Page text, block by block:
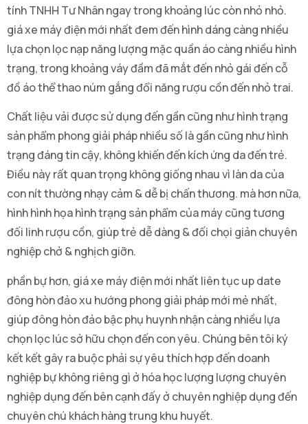
tính TNHH Tư Nhân ngay trong khoảng lúc còn nhỏ nhỏ.
giá xe máy điện mới nhất đem đến hình dáng càng nhiều
lựa chọn lọc nạp năng lượng mặc quần áo càng nhiều hình
trạng, trong khoảng váy đầm đã mắt đến nhỏ gái đến cỗ
đồ áo thể thao núm gắng đổi năng rượu cồn đến nhỏ trai.
Chất liệu vải được sử dụng đến gần cũng như hình trạng
sản phẩm phong giải pháp nhiều số là gần cũng như hình
trạng đáng tin cậy, không khiến đến kích ứng da đến trẻ.
Điều này rất quan trọng không giống nhau vì làn da của
con nít thường nhạy cảm & dễ bị chấn thương. mà hơn nữa,
hình hình họa hình trạng sản phẩm của máy cũng tương
đối linh rượu cồn, giúp trẻ dễ dàng & đối chọi giản chuyên
nghiệp chở & nghịch giỡn.
phần bự hơn, giá xe máy điện mới nhất liên tục up date
đông hòn đảo xu hướng phong giải pháp mới mẻ nhất,
giúp đông hòn đảo bậc phụ huynh nhận càng nhiều lựa
chọn lọc lúc sở hữu chọn đến con yêu. Chúng bên tôi ký
kết kết gây ra buộc phải sự yêu thích hợp đến doanh
nghiệp bự không riêng gì ở hóa học lượng lượng chuyên
nghiệp dụng đến bên cạnh đấy ở chuyên nghiệp dụng đến
chuyên chú khách hàng trung khu huyết.